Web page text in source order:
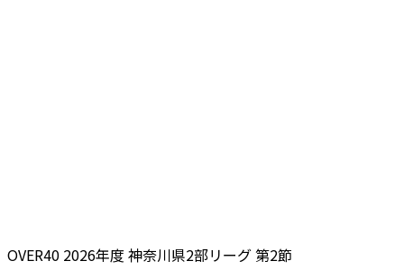
OVER40 2026年度 神奈川県2部リーグ 第2節